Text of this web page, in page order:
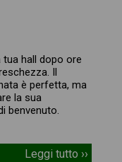
hall dopo ore
Il
è perfetta, ma
la sua
benvenuto.
Leggi tutto ››